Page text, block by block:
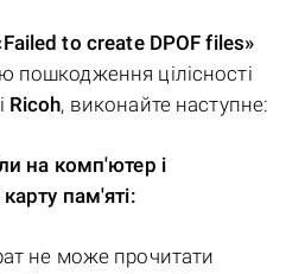
to create DPOF files»
цілісності
Ricoh, виконайте наступне:
на комп'ютер і
пам'яті:
не може прочитати